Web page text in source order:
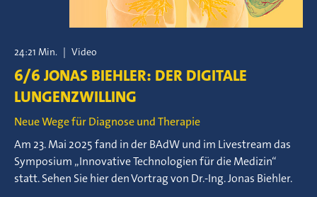
24:21 Min. | Video
6/6 JONAS BIEHLER: DER DIGITALE
LUNGENZWILLING
Neue Wege für Diagnose und Therapie
Am 23. Mai 2025 fand in der BAdW und im Livestream das
Symposium „Innovative Technologien für die Medizin“
statt. Sehen Sie hier den Vortrag von Dr.-Ing. Jonas Biehler.